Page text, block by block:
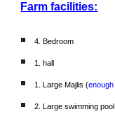
Farm facilities:
4. Bedroom
1. hall
1. Large Majlis (
2. Large swimming pool